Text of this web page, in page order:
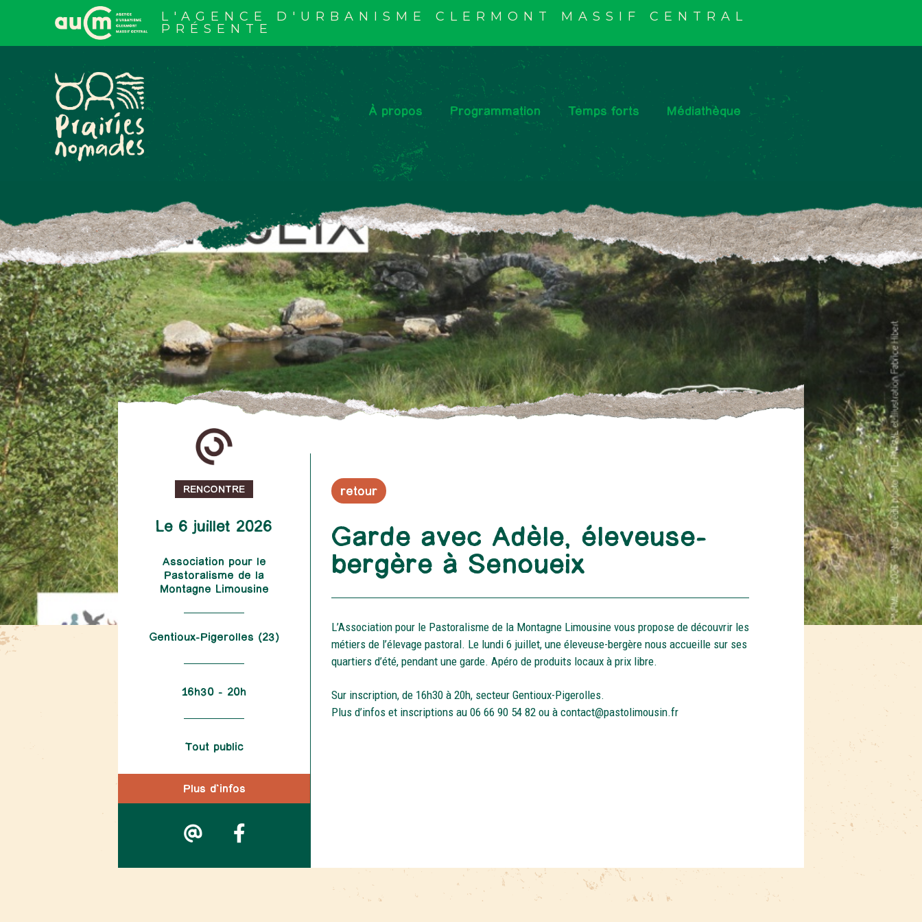
L'AGENCE D'URBANISME CLERMONT MASSIF CENTRAL
PRÉSENTE
À propos Programmation Temps forts Médiathèque
RENCONTRE
Le 6 juillet 2026
Association pour le
Pastoralisme de la
Montagne Limousine
Gentioux-Pigerolles (23)
16h30 – 20h
Tout public
Plus d'infos
retour
Garde avec Adèle, éleveuse-
bergère à Senoueix
L’Association pour le Pastoralisme de la Montagne Limousine vous propose de découvrir les
métiers de l’élevage pastoral. Le lundi 6 juillet, une éleveuse-bergère nous accueille sur ses
quartiers d’été, pendant une garde. Apéro de produits locaux à prix libre.
Sur inscription, de 16h30 à 20h, secteur Gentioux-Pigerolles.
Plus d’infos et inscriptions au 06 66 90 54 82 ou à contact@pastolimousin.fr